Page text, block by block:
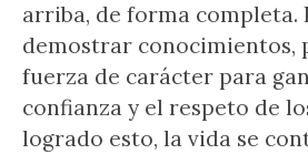
arriba, de forma completa.
demostrar conocimientos,
fuerza de carácter para
confianza y el respeto de
logrado esto, la vida se